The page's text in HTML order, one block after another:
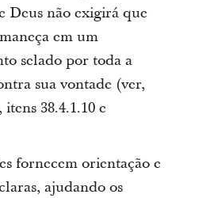
Deus não exigirá que
em um
selado por toda a
sua vontade (ver,
38.4.1.10 e
fornecem orientação e
ajudando os